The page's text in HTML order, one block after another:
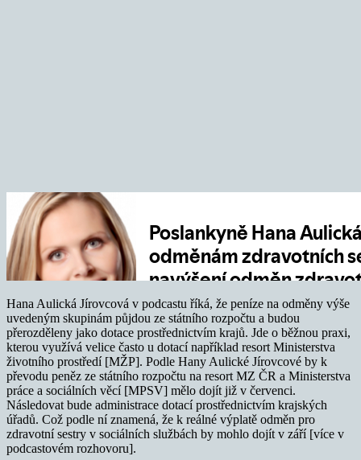
Hana Aulická Jírovcová v podcastu říká, že peníze na odměny výše
uvedeným skupinám půjdou ze státního rozpočtu a budou
přerozděleny jako dotace prostřednictvím krajů. Jde o běžnou praxi,
kterou využívá velice často u dotací například resort Ministerstva
životního prostředí [MŽP]. Podle Hany Aulické Jírovcové by k
převodu peněz ze státního rozpočtu na resort MZ ČR a Ministerstva
práce a sociálních věcí [MPSV] mělo dojít již v červenci.
Následovat bude administrace dotací prostřednictvím krajských
úřadů. Což podle ní znamená, že k reálné výplatě odměn pro
zdravotní sestry v sociálních službách by mohlo dojít v září [více v
podcastovém rozhovoru].